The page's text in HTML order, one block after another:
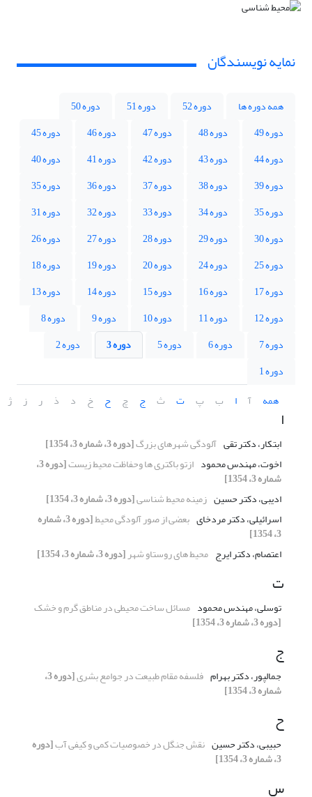
نمایه نویسندگان
همه دوره ها دوره 52 دوره 51
دوره 50
دوره 49
دوره 48 دوره 47 دوره 46
دوره 45
دوره 44
دوره 43 دوره 42 دوره 41
دوره 40
دوره 39
دوره 38 دوره 37 دوره 36
دوره 35
دوره 35
دوره 34 دوره 33 دوره 32
دوره 31
دوره 30
دوره 29 دوره 28 دوره 27
دوره 26
دوره 25
دوره 24 دوره 20 دوره 19
دوره 18
دوره 17
دوره 16 دوره 15 دوره 14
دوره 13
دوره 12
دوره 11 دوره 10 دوره 9
دوره 8
دوره 7
دوره 6 دوره 5 دوره 3
دوره 2
دوره 1
همه
آ ا ب پ ت ث ج چ ح خ د ذ ر ز ژ
ا
ابتکار، دکتر تقی آلودگی شهرهای بزرگ[دوره 3، شماره 3، 1354]
اخوت، مهندس محمود ازتو باکتری ها وحفاظت محیط زیست [دوره 3،
شماره 3، 1354]
ادیبی، دکتر حسین زمینه محیط شناسی[دوره 3، شماره 3، 1354]
اسرائیلی، دکتر مردخای بعضی از صور آلودگی محیط [دوره 3، شماره
3، 1354]
اعتصام، دکتر ایرج محیط های روستاو شهر[دوره 3، شماره 3، 1354]
ت
توسلی، مهندس محمود مسائل ساخت محیطی در مناطق گرم و خشک
[دوره 3، شماره 3، 1354]
ج
جمالپور، دکتر بهرام فلسفه مقام طبیعت در جوامع بشری [دوره 3،
شماره 3، 1354]
ح
حبیبی، دکتر حسین نقش جنگل در خصوصیات کمی و کیفی آب[دوره
3، شماره 3، 1354]
س